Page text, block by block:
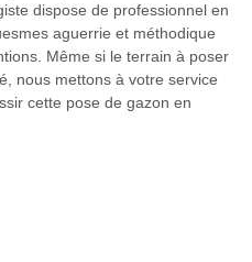
dispose de professionnel en
aguerrie et méthodique
Même si le terrain à poser
nous mettons à votre service
cette pose de gazon en